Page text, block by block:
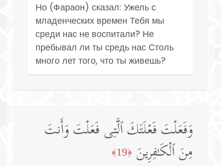
Но (Фараон) сказал: Ужель с
младенческих времен Тебя мы
среди нас не воспитали? Не
пребывал ли ты средь нас Столь
много лет того, что ты живешь?
وَفَعَلۡتَ فَعۡلَتَكَ ٱلَّتِی فَعَلۡتَ وَأَنتَ
مِنَ ٱلۡكَـٰفِرِینَ ﴿19﴾